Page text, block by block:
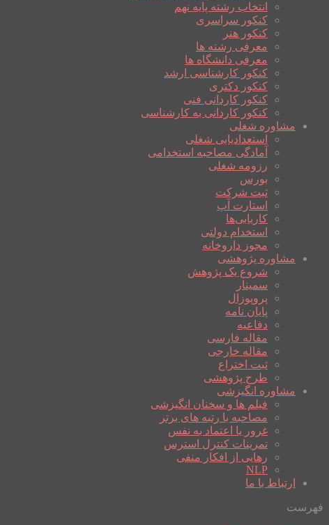
انتخاب رشته پایه نهم
کنکور سراسری
کنکور هنر
معرفی رشته ها
معرفی دانشگاه ها
کنکور کارشناسی ارشد
کنکور دکتری
کنکور کاردانی فنی
کنکور کاردانی به کارشناسی
مشاوره شغلی
استعدادیابی شغلی
آمادگی مصاحبه استخدامی
رزومه شغلی
بورس
ثبت شرکت
استارت آپ
کاریابی‌ها
استخدام دولتی
مجوز داروخانه
مشاوره پژوهشی
شروع یک پژوهش
سمینار
پروپوزال
پایان نامه
دفاعیه
مقاله فارسی
مقاله خارجی
ثبت اختراع
طرح پژوهشی
مشاوره انگیزشی
فیلم ها و سخنان انگیزشی
مصاحبه با رتبه های برتر
غرور یا اعتماد به نفس
تمرینات کنترل استرس
رهایی از افکار منفی
NLP
ارتباط با ما
فهرست